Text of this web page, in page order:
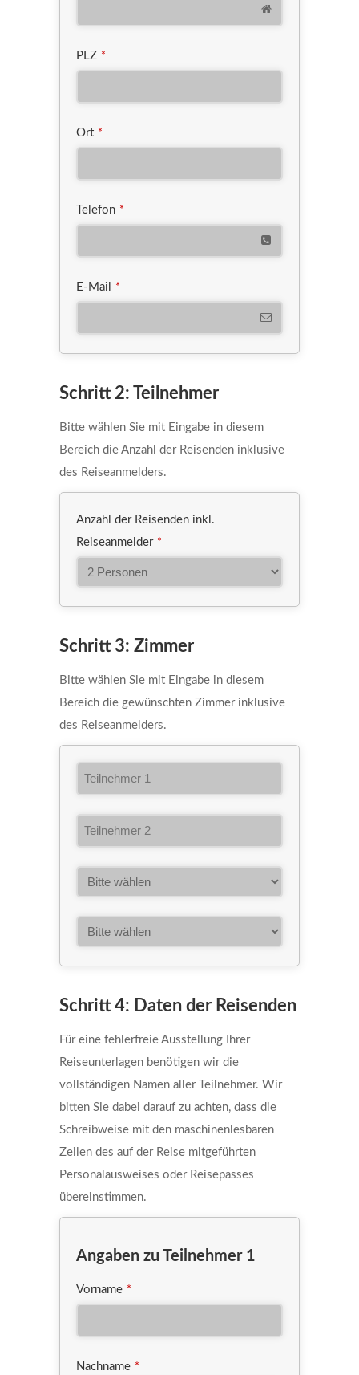
PLZ *
Ort *
Telefon *
E-Mail *
Schritt 2: Teilnehmer
Bitte wählen Sie mit Eingabe in diesem
Bereich die Anzahl der Reisenden inklusive
des Reiseanmelders.
Anzahl der Reisenden inkl.
Reiseanmelder *
Schritt 3: Zimmer
Bitte wählen Sie mit Eingabe in diesem
Bereich die gewünschten Zimmer inklusive
des Reiseanmelders.
Address
*
Schritt 4: Daten der Reisenden
Für eine fehlerfreie Ausstellung Ihrer
Reiseunterlagen benötigen wir die
vollständigen Namen aller Teilnehmer. Wir
bitten Sie dabei darauf zu achten, dass die
Schreibweise mit den maschinenlesbaren
Zeilen des auf der Reise mitgeführten
Personalausweises oder Reisepasses
übereinstimmen.
Angaben zu Teilnehmer 1
Vorname *
Nachname *